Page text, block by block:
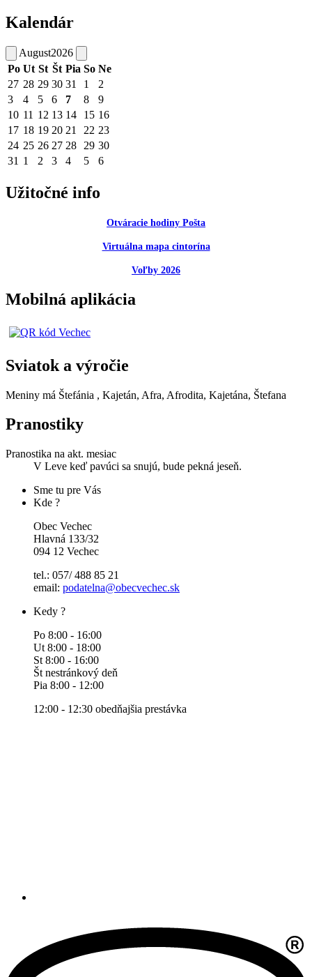
Kalendár
August2026
Po Ut St Št Pia So Ne
27 28 29 30 31 1
2
3
4 5 6 7 8
9
10 11 12 13 14 15 16
17 18 19 20 21 22 23
24 25 26 27 28 29 30
31 1 2 3 4 5 6
Užitočné info
Otváracie hodiny Pošta
Virtuálna mapa cintorína
Voľby 2026
Mobilná aplikácia
Sviatok a výročie
Meniny má Štefánia , Kajetán, Afra, Afrodita, Kajetána, Štefana
Pranostiky
Pranostika na akt. mesiac
V Leve keď pavúci sa snujú, bude pekná jeseň.
Sme tu pre Vás
Kde ?
Obec Vechec
Hlavná 133/32
094 12 Vechec
tel.: 057/ 488 85 21
email: podatelna@obecvechec.sk
Kedy ?
Po 8:00 - 16:00
Ut 8:00 - 18:00
St 8:00 - 16:00
Št nestránkový deň
Pia 8:00 - 12:00
12:00 - 12:30 obedňajšia prestávka